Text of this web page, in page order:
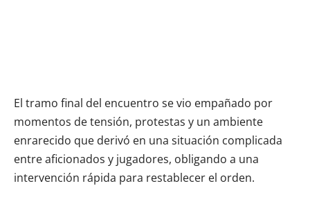
El tramo final del encuentro se vio empañado por
momentos de tensión, protestas y un ambiente
enrarecido que derivó en una situación complicada
entre aficionados y jugadores, obligando a una
intervención rápida para restablecer el orden.